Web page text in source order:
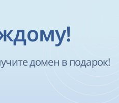
домен в подарок!